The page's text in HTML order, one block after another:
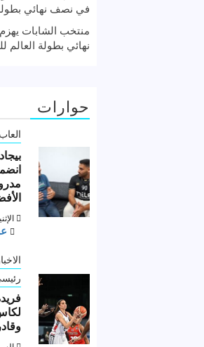
في نصف نهائي بطولة
منتخب الشابات
نهائي بطولة العالم
حوارات
الإثنين, 21